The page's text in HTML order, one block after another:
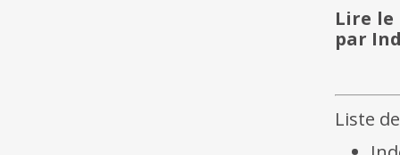
Lire
par
Liste